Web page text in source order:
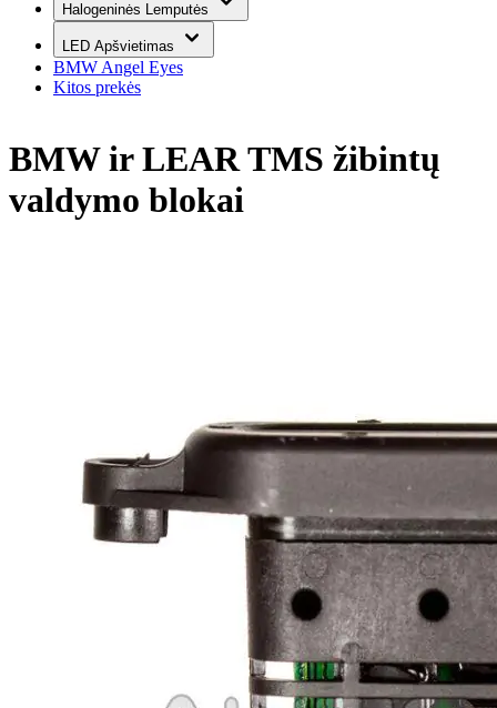
Halogeninės Lemputės
LED Apšvietimas
BMW Angel Eyes
Kitos prekės
BMW ir LEAR TMS žibintų
valdymo blokai